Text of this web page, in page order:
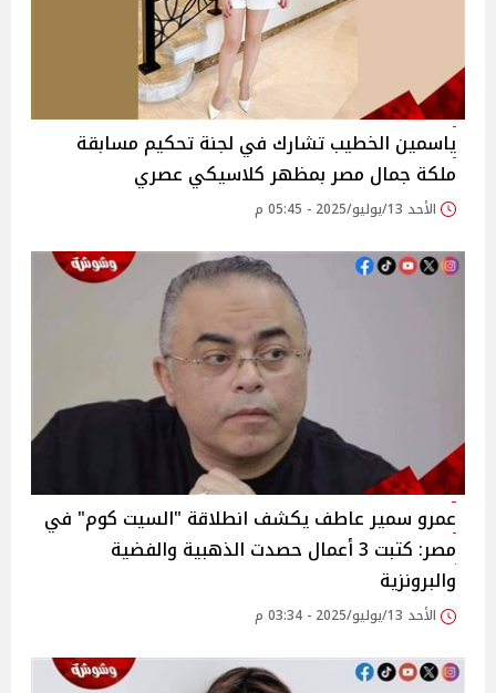
ياسمين الخطيب تشارك في لجنة تحكيم مسابقة
ملكة جمال مصر بمظهر كلاسيكي عصري
الأحد 13/يوليو/2025 - 05:45 م
عمرو سمير عاطف يكشف انطلاقة "السيت كوم" في
مصر: كتبت 3 أعمال حصدت الذهبية والفضية
والبرونزية‎
الأحد 13/يوليو/2025 - 03:34 م